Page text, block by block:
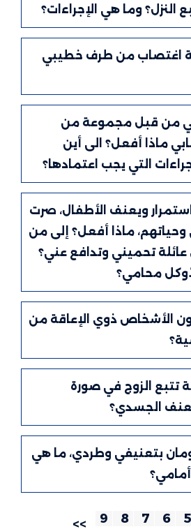
وما هي الإجراءات؟
اغتصاب من طرف خطيبي
من قبل مجموعة من
ماذا أفعل؟ الى أين
التي يجب اعتمادها؟
ويعنف الأطفال، صرت
ماذا أفعل؟ إلى من
تحميني وتدافع عني؟
محامي؟
الأشخاص ذوي الإعاقة من
الزوج في صورة
الجسدي؟
بتعنيفي وطردي، ما هي
>>